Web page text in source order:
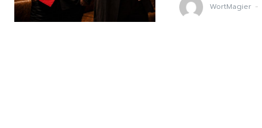
WortMagier -